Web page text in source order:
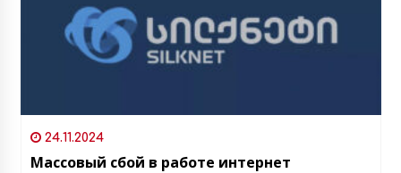
24.11.2024
Массовый сбой в работе интернет